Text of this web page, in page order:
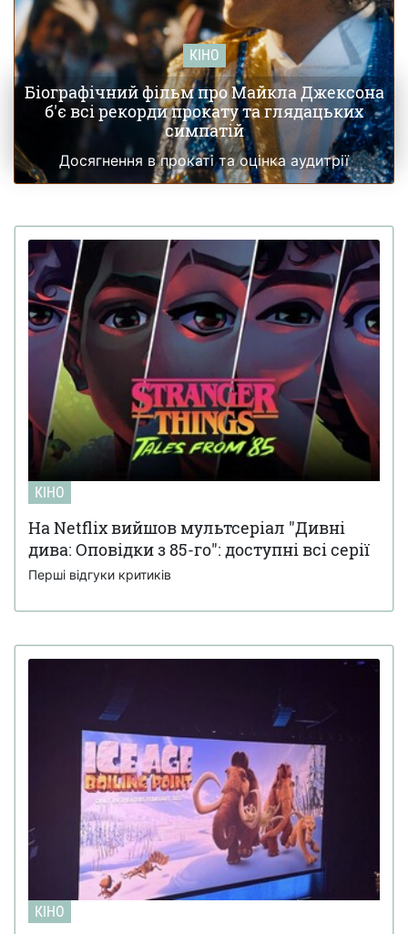
КІНО
Біографічний фільм про Майкла Джексона
б'є всі рекорди прокату та глядацьких
симпатій
Досягнення в прокаті та оцінка аудитрії
КІНО
На Netflix вийшов мультсеріал "Дивні
дива: Оповідки з 85-го": доступні всі серії
Перші відгуки критиків
КІНО